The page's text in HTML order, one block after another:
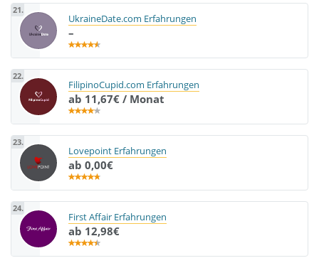
21.
UkraineDate.com Erfahrungen
–
22.
FilipinoCupid.com Erfahrungen
ab 11,67€ / Monat
23.
Lovepoint Erfahrungen
ab 0,00€
24.
First Affair Erfahrungen
ab 12,98€